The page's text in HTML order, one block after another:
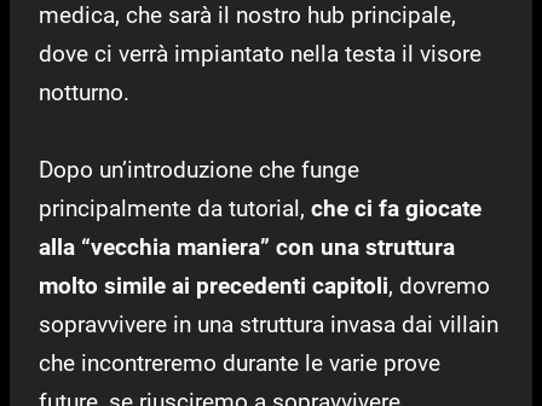
medica, che sarà il nostro hub principale,
dove ci verrà impiantato nella testa il visore
notturno.
Dopo un’introduzione che funge
principalmente da tutorial, che ci fa giocate
alla “vecchia maniera” con una struttura
molto simile ai precedenti capitoli, dovremo
sopravvivere in una struttura invasa dai villain
che incontreremo durante le varie prove